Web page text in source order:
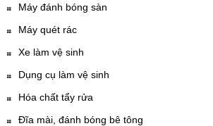
Máy đánh bóng sàn
Máy quét rác
Xe làm vệ sinh
Dụng cụ làm vệ sinh
Hóa chất tẩy rửa
Đĩa mài, đánh bóng bê tông